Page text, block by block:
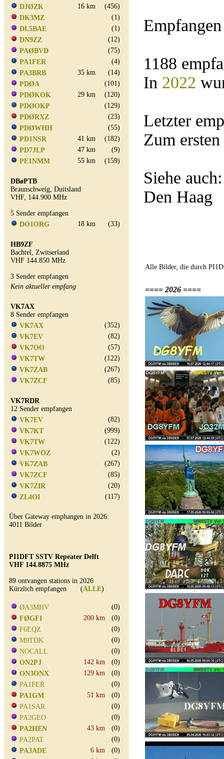
DJØZK
16 km
(456)
DK3MZ
(1)
DL5BAE
(1)
DN9ZZ
(12)
PAØBVD
(75)
PA1FER
(4)
PA3BRB
35 km
(14)
PDØA
(101)
PDØKOK
29 km
(120)
PDØOKP
(129)
PDØRXZ
(23)
PDØWHH
(55)
PD1NSR
41 km
(182)
PD7JLP
47 km
(9)
PE1NMM
55 km (159)
DBøPTB
Braunschweig, Duitsland
VHF, 144.900 MHz
5 Sender empfangen
DO1ORG
18 km (33)
HB9ZF
Bachtel, Zwitserland
VHF 144.850 MHz
3 Sender empfangen
Kein aktueller empfang
VK7AX
8 Sender empfangen
VK7AX
(352)
VK7EV
(82)
VK7OO
(57)
VK7TW
(122)
VK7ZAB
(267)
VK7ZCF
(85)
VK7RDR
12 Sender empfangen
VK7EV
(82)
VK7KT
(999)
VK7TW
(122)
VK7WOZ
(2)
VK7ZAB
(267)
VK7ZCF
(85)
VK7ZIR
(20)
ZL4OI
(117)
Über Gateway emphangen in 2026:
4011 Bilder
PI1DFT SSTV Repeater Delft
VHF 144.8875 MHz
89 ontvangen stations in 2026
Kürzlich empfangen (ALLE)
ØA3MHV
(0)
FØGFI
200 km
(0)
F6EQZ
(0)
M9TDK
(0)
NOCALL
(0)
ON2PJ
142 km
(0)
ON3ONX
129 km
(0)
PA1FER
(0)
PA1GM
51 km
(0)
PA1SAR
(0)
PA2GEO
(0)
PA2HEN
43 km
(0)
PA2PAT
(0)
PA3ADE
6 km
(0)
1188
In 2022
Letzter
Zum
Siehe
Den Haag
Alle Bilder, die durch
==== 2026 ====